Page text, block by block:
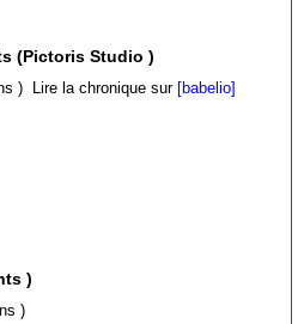
(Pictoris Studio )
) Lire la chronique sur [babelio]
)
)